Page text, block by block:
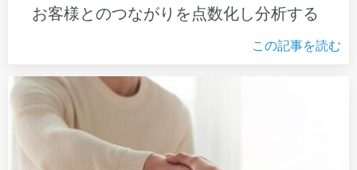
お客様とのつながりを点数化し分析する
この記事を読む